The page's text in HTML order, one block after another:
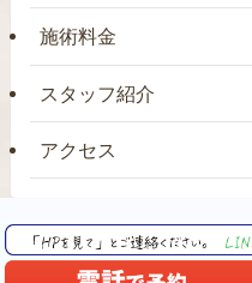
施術料金
スタッフ紹介
アクセス